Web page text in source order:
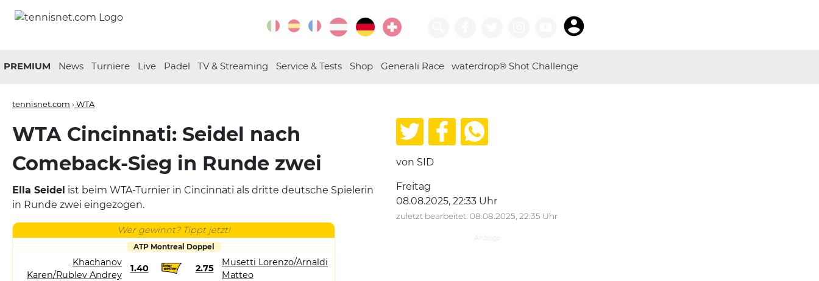
PREMIUM News Turniere Live Padel TV & Streaming Service & Tests Shop Generali Race waterdrop® Shot Challenge
tennisnet.com › WTA
WTA Cincinnati: Seidel nach
Comeback-Sieg in Runde zwei
Ella Seidel ist beim WTA-Turnier in Cincinnati als dritte deutsche Spielerin
in Runde zwei eingezogen.
Wer gewinnt? Tippt jetzt!
ATP Montreal Doppel
Khachanov
Karen/Rublev Andrey
1.40 2.75
Musetti Lorenzo/Arnaldi
Matteo
von SID
Freitag
08.08.2025, 22:33 Uhr
zuletzt bearbeitet: 08.08.2025, 22:35 Uhr